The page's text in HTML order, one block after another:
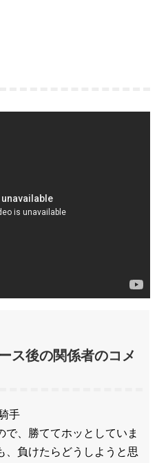
ス後の関係者のコメ
手
で、勝ててホッとしていま
、負けたらどうしようと思